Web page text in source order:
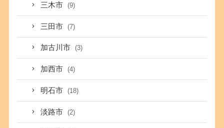
三木市 (9)
三田市 (7)
加古川市 (3)
加西市 (4)
明石市 (18)
淡路市 (2)